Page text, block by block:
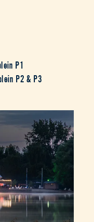
P1
P2 & P3